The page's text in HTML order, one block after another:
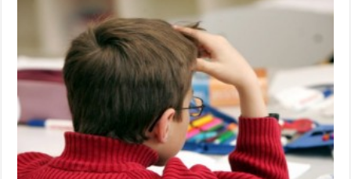
إجراءات
ضرورية
لمعالجة
التأخر
Scholastic
Retardation
مغلقة